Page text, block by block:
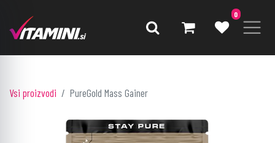
0
Vsi proizvodi PureGold Mass Gainer